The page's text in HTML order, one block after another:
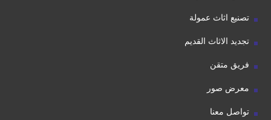
تصنيع اثاث عمولة
تجديد الاثاث القديم
فريق متقن
معرض صور
تواصل معنا